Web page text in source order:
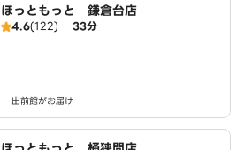
ほっともっと 鎌倉台店
4.6(122) 33分
出前館がお届け